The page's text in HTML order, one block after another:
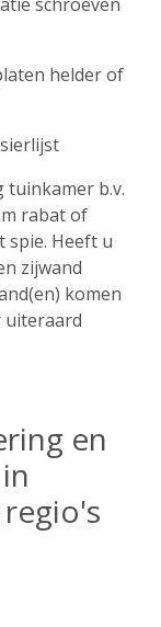
helder of
b.v.
rabat of
spie. Heeft u
zijwand
komen
uiteraard
en